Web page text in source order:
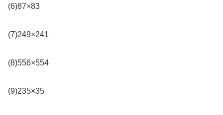
(6)87×83
(7)249×241
(8)556×554
(9)235×35